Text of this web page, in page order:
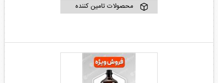
محصولات تامین کننده